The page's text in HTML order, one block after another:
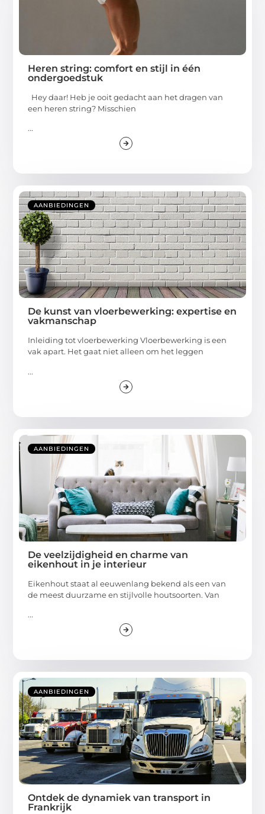
Heren string: comfort en stijl in één
ondergoedstuk
Hey daar! Heb je ooit gedacht aan het dragen van
een heren string? Misschien
...
AANBIEDINGEN
De kunst van vloerbewerking: expertise en
vakmanschap
Inleiding tot vloerbewerking Vloerbewerking is een
vak apart. Het gaat niet alleen om het leggen
...
AANBIEDINGEN
De veelzijdigheid en charme van
eikenhout in je interieur
Eikenhout staat al eeuwenlang bekend als een van
de meest duurzame en stijlvolle houtsoorten. Van
...
AANBIEDINGEN
Ontdek de dynamiek van transport in
Frankrijk